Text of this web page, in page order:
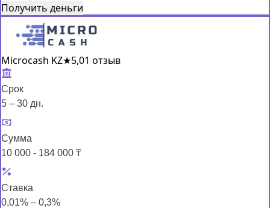
Получить деньги
Microcash KZ★5,01 отзыв
Срок
5 – 30 дн.
Сумма
10 000 - 184 000 ₸
Ставка
0,01% – 0,3%